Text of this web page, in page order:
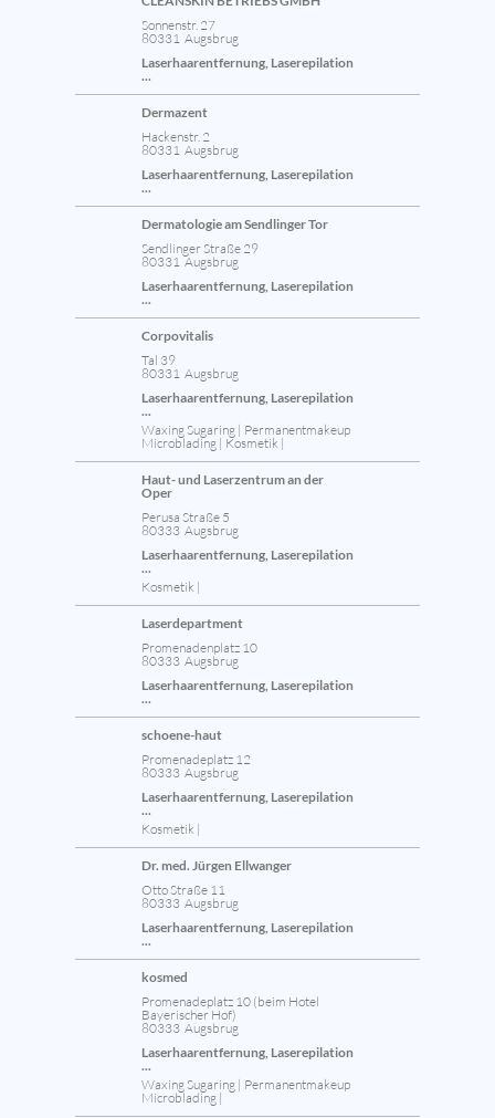
Sonnenstr. 27
80331 Augsbrug
Laserhaarentfernung, Laserepilation
...
Dermazent
Hackenstr. 2
80331 Augsbrug
Laserhaarentfernung, Laserepilation
...
Dermatologie am Sendlinger Tor
Sendlinger Straße 29
80331 Augsbrug
Laserhaarentfernung, Laserepilation
...
Corpovitalis
Tal 39
80331 Augsbrug
Laserhaarentfernung, Laserepilation
...
Waxing Sugaring | Permanentmakeup
Microblading | Kosmetik |
Haut- und Laserzentrum an der
Oper
Perusa Straße 5
80333 Augsbrug
Laserhaarentfernung, Laserepilation
...
Kosmetik |
Laserdepartment
Promenadenplatz 10
80333 Augsbrug
Laserhaarentfernung, Laserepilation
...
schoene-haut
Promenadeplatz 12
80333 Augsbrug
Laserhaarentfernung, Laserepilation
...
Kosmetik |
Dr. med. Jürgen Ellwanger
Otto Straße 11
80333 Augsbrug
Laserhaarentfernung, Laserepilation
...
kosmed
Promenadeplatz 10 (beim Hotel
Bayerischer Hof)
80333 Augsbrug
Laserhaarentfernung, Laserepilation
...
Waxing Sugaring | Permanentmakeup
Microblading |